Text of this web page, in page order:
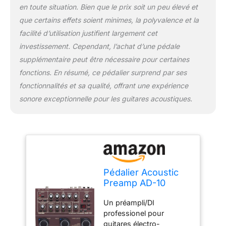
en toute situation. Bien que le prix soit un peu élevé et
que certains effets soient minimes, la polyvalence et la
facilité d’utilisation justifient largement cet
investissement. Cependant, l’achat d’une pédale
supplémentaire peut être nécessaire pour certaines
fonctions. En résumé, ce pédalier surprend par ses
fonctionnalités et sa qualité, offrant une expérience
sonore exceptionnelle pour les guitares acoustiques.
Pédalier Acoustic
Preamp AD-10
professionnel pour
guitares électro-
Un préampli/DI
professionel pour
guitares électro-